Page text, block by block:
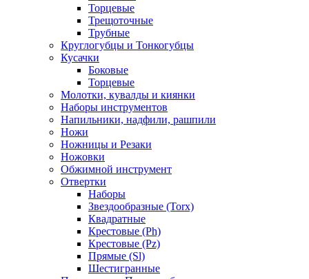
Торцевые
Трещоточные
Трубные
Круглогубцы и Тонкогубцы
Кусачки
Боковые
Торцевые
Молотки, кувалды и киянки
Наборы инструментов
Напильники, надфили, рашпили
Ножи
Ножницы и Резаки
Ножовки
Обжимной инструмент
Отвертки
Наборы
Звездообразные (Torx)
Квадратные
Крестовые (Ph)
Крестовые (Pz)
Прямые (Sl)
Шестигранные